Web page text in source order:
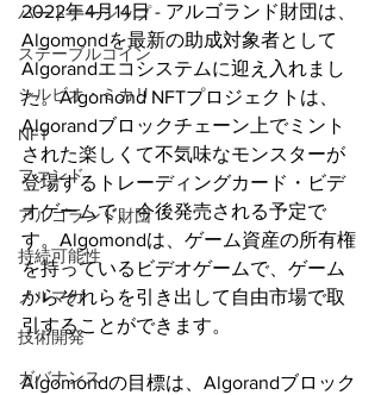
パートナーシップ
ステーブルコイン
シルビオ・ミカリ
NFT
ファンド
アルゴランド財団
持続可能性
メルマガ
技術開発
ガバナンス
2022年4月14日 - アルゴランド財団は、
Algomondを最新の助成対象者として
Algorandエコシステムに迎え入れまし
た。Algomond NFTプロジェクトは、
Algorandブロックチェーン上でミント
された楽しくて不気味なモンスターが
登場するトレーディングカード・ビデ
オゲームで、今後発売される予定で
す。Algomondは、ゲーム資産の所有権
を持っているビデオゲームで、ゲーム
からそれらを引き出して自由市場で取
引することができます。
Algomondの目標は、Algorandブロック